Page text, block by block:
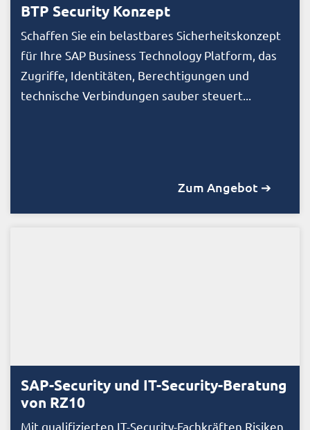
BTP Security Konzept
Schaffen Sie ein belastbares Sicherheitskonzept
für Ihre SAP Business Technology Platform, das
Zugriffe, Identitäten, Berechtigungen und
technische Verbindungen sauber steuert...
Zum Angebot ➔
SAP-Security und IT-Security-Beratung
von RZ10
Mit qualifizierten IT-Security-Fachkräften Risiken